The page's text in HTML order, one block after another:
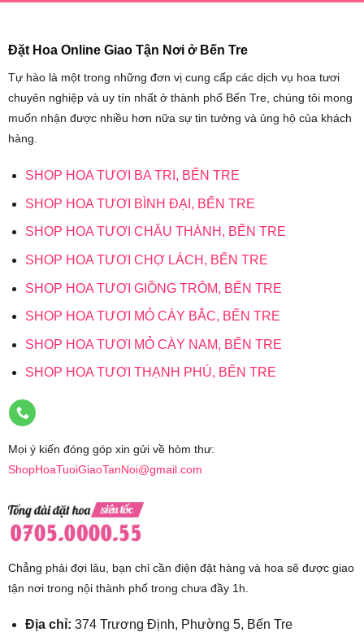
Đặt Hoa Online Giao Tận Nơi ở Bến Tre
Tự hào là một trong những đơn vị cung cấp các dịch vụ hoa tươi
chuyên nghiệp và uy tín nhất ở thành phố Bến Tre, chúng tôi mong
muốn nhận được nhiều hơn nữa sự tin tưởng và ủng hộ của khách
hàng.
SHOP HOA TƯƠI BA TRI, BẾN TRE
SHOP HOA TƯƠI BÌNH ĐẠI, BẾN TRE
SHOP HOA TƯƠI CHÂU THÀNH, BẾN TRE
SHOP HOA TƯƠI CHỢ LÁCH, BẾN TRE
SHOP HOA TƯƠI GIỒNG TRÔM, BẾN TRE
SHOP HOA TƯƠI MỎ CÀY BẮC, BẾN TRE
SHOP HOA TƯƠI MỎ CÀY NAM, BẾN TRE
SHOP HOA TƯƠI THẠNH PHÚ, BẾN TRE
Mọi ý kiến đóng góp xin gửi về hòm thư:
ShopHoaTuoiGiaoTanNoi@gmail.com
Chẳng phải đợi lâu, bạn chỉ cần điện đặt hàng và hoa sẽ được giao
tận nơi trong nội thành phố trong chưa đầy 1h.
Địa chỉ: 374 Trương Định, Phường 5, Bến Tre